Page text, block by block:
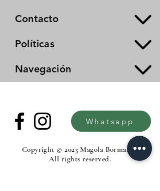
Contacto
Políticas
Navegación
Whatsapp
Copyright © 2023 Magola Borman®.
All rights reserved.